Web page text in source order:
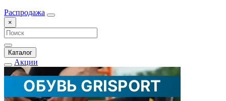
Распродажа
×
Каталог
Акции